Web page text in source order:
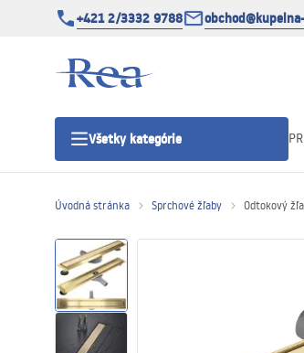
+421 2/3332 9788
Všetky kategórie
Sprchové dvere
Sprchové vaničky
Úvodná stránka Sprchové žľaby Odtokový